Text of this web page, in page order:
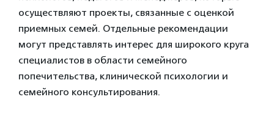
осуществляют проекты, связанные с оценкой
приемных семей. Отдельные рекомендации
могут представлять интерес для широкого круга
специалистов в области семейного
попечительства, клинической психологии и
семейного консультирования.